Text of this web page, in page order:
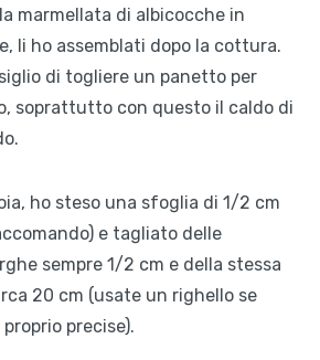
marmellata di albicocche in
li ho assemblati dopo la cottura.
di togliere un panetto per
soprattutto con questo il caldo di
ho steso una sfoglia di 1/2 cm
e tagliato delle
sempre 1/2 cm e della stessa
20 cm (usate un righello se
precise).